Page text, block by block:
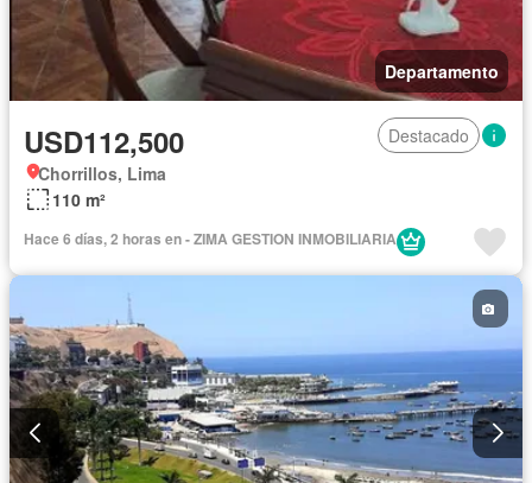
Departamento
USD112,500
Destacado
Chorrillos, Lima
110 m²
Hace 6 días, 2 horas en - ZIMA GESTION INMOBILIARIA